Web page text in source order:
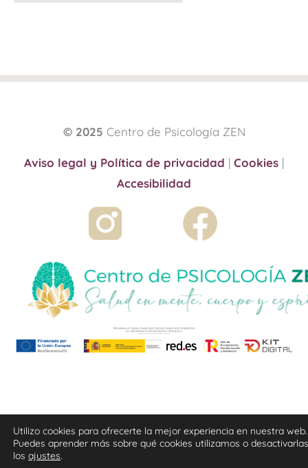
© 2025 Centro de Psicología ZEN
Aviso legal y Política de privacidad | Cookies |
Accesibilidad
Utilizo cookies para ofrecerte la mejor experiencia en nuestra web.
Puedes aprender más sobre qué cookies utilizamos o
los ajustes.